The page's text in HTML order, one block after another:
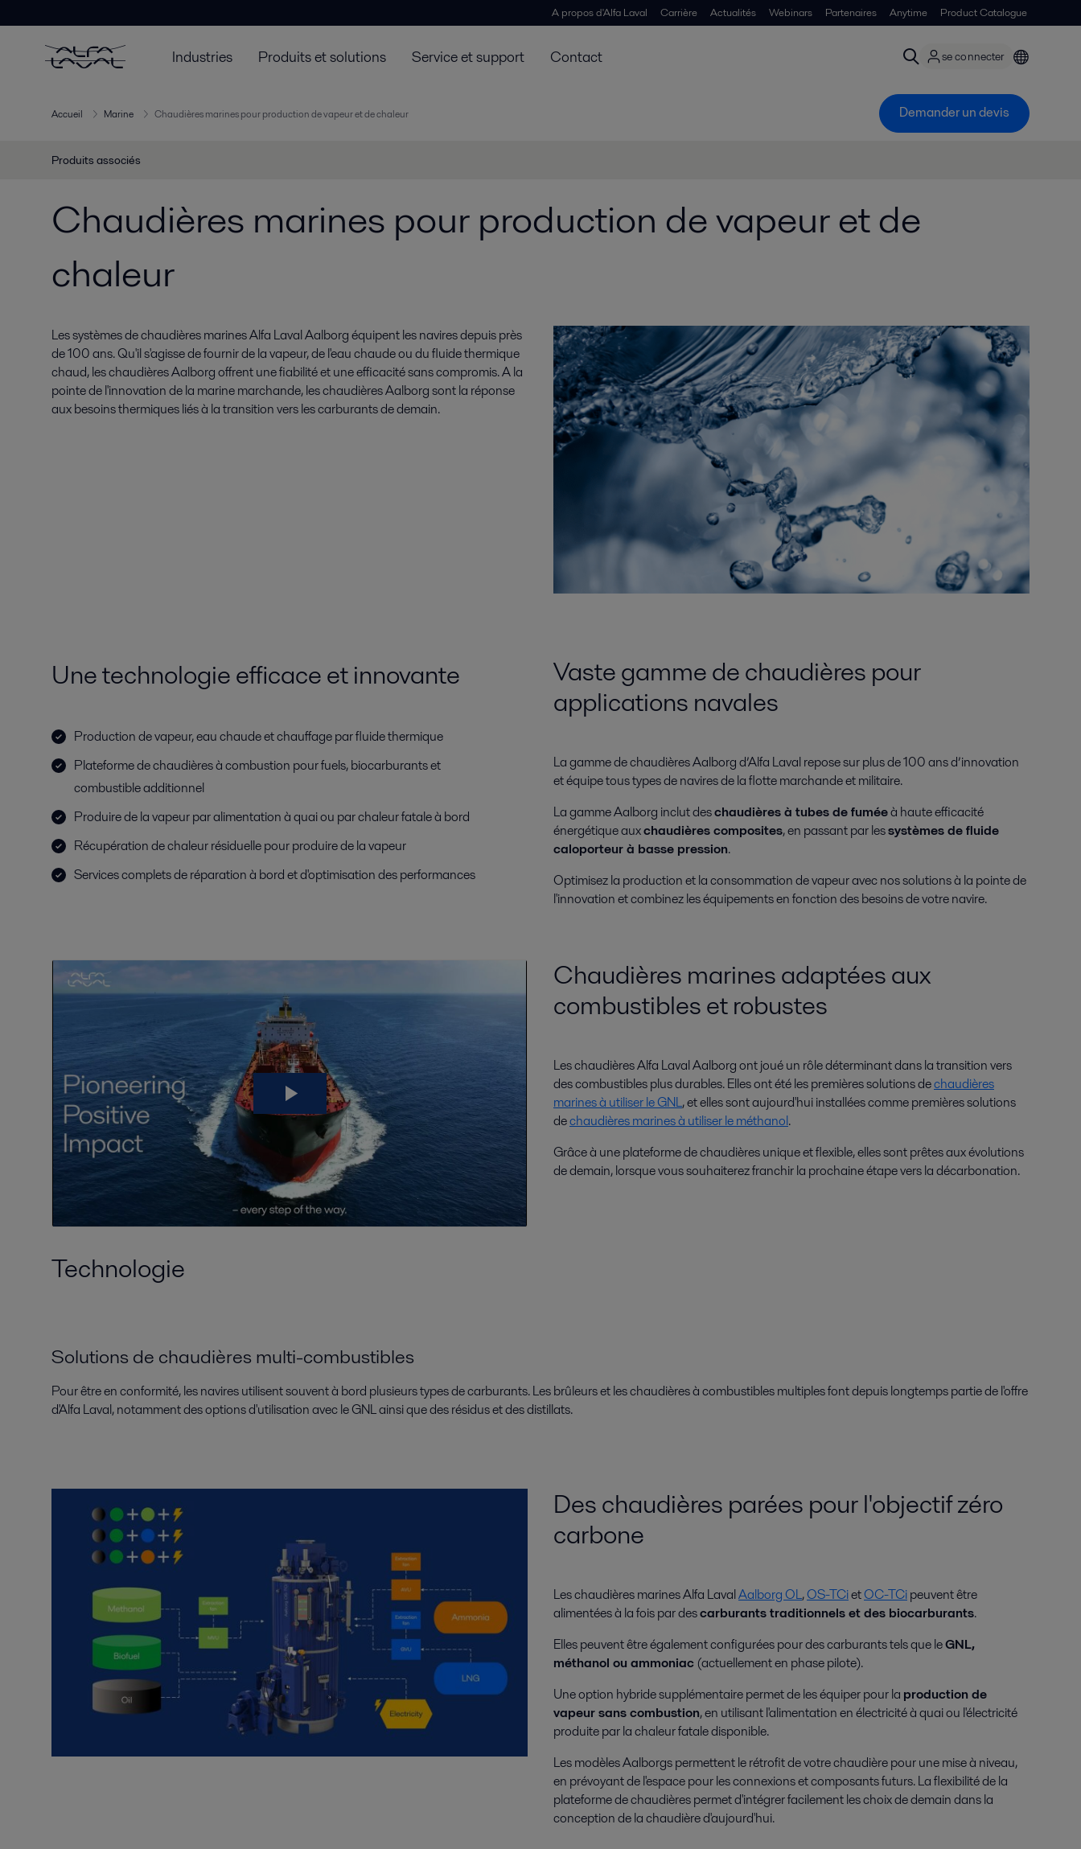
A propos d'Alfa Laval Carrière Actualités Webinars Partenaires Anytime Product Catalogue
Industries Produits et solutions Service et support Contact se connecter
Accueil Marine Chaudières marines pour production de vapeur et de chaleur Demander un devis
Produits associés
Chaudières marines pour production de vapeur et de
chaleur
Les systèmes de chaudières marines Alfa Laval Aalborg équipent les navires depuis près
de 100 ans. Qu'il s'agisse de fournir de la vapeur, de l'eau chaude ou du fluide thermique
chaud, les chaudières Aalborg offrent une fiabilité et une efficacité sans compromis. A la
pointe de l'innovation de la marine marchande, les chaudières Aalborg sont la réponse
aux besoins thermiques liés à la transition vers les carburants de demain.
Une technologie efficace et innovante
Production de vapeur, eau chaude et chauffage par fluide thermique
Plateforme de chaudières à combustion pour fuels, biocarburants et
combustible additionnel
Produire de la vapeur par alimentation à quai ou par chaleur fatale à bord
Récupération de chaleur résiduelle pour produire de la vapeur
Services complets de réparation à bord et d'optimisation des performances
Vaste gamme de chaudières pour
applications navales
La gamme de chaudières Aalborg d’Alfa Laval repose sur plus de 100 ans d’innovation
et équipe tous types de navires de la flotte marchande et militaire.
La gamme Aalborg inclut deschaudières à tubes de fuméeà haute efficacité
énergétique auxchaudières composites, en passant par lessystèmes de fluide
caloporteur à basse pression.
Optimisez la production et la consommation de vapeur avec nos solutions à la pointe de
l'innovation et combinez les équipements en fonction des besoins de votre navire.
Chaudières marines adaptées aux
combustibles et robustes
Les chaudières Alfa Laval Aalborg ont joué un rôle déterminant dans la transition vers
des combustibles plus durables. Elles ont été les premières solutions dechaudières
marines à utiliser le GNL, et elles sont aujourd'hui installées comme premières solutions
dechaudières marines à utiliser le méthanol.
Grâce à une plateforme de chaudières unique et flexible, elles sont prêtes aux évolutions
de demain, lorsque vous souhaiterez franchir la prochaine étape vers la décarbonation.
Technologie
Solutions de chaudières multi-combustibles
Pour être en conformité, les navires utilisent souvent à bord plusieurs types de carburants. Les brûleurs et les chaudières à combustibles multiples font depuis longtemps partie de l'offre
d'Alfa Laval, notamment des options d'utilisation avec le GNL ainsi que des résidus et des distillats.
Des chaudières parées pour l'objectif zéro
carbone
Les chaudières marines Alfa LavalAalborg OL,OS-TCietOC-TCipeuvent être
alimentées à la fois par descarburants traditionnels et des biocarburants.
Elles peuvent être également configurées pour des carburants tels que leGNL,
méthanol ou ammoniac (actuellement en phase pilote).
Une option hybride supplémentaire permet de les équiper pour la production de
vapeur sans combustion, en utilisant l'alimentation en électricité à quai ou l'électricité
produite par la chaleur fatale disponible.
Les modèles Aalborgs permettent le rétrofit de votre chaudière pour une mise à niveau,
en prévoyant de l'espace pour les connexions et composants futurs. La flexibilité de la
plateforme de chaudières permet d'intégrer facilement les choix de demain dans la
conception de la chaudière d'aujourd'hui.